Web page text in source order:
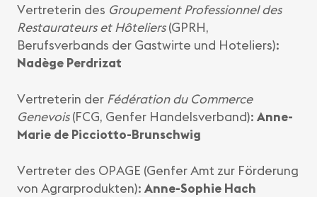
Vertreterin des Groupement Professionnel des
Restaurateurs et Hôteliers(GPRH,
Berufsverbands der Gastwirte und Hoteliers):
Nadège Perdrizat
Vertreterin der Fédération du Commerce
Genevois(FCG, Genfer Handelsverband): Anne-
Marie de Picciotto-Brunschwig
Vertreter des OPAGE (Genfer Amt zur Förderung
von Agrarprodukten): Anne-Sophie Hach